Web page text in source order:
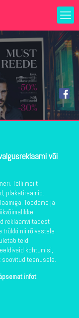
või
Telli meilt
plakatiraamid.
Toodame ja
reklaamviitadest
trükki nii rõivastele
teid
kohtumisi,
teenusele.
infot